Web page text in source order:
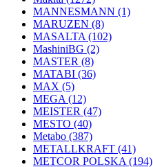
MANNESMANN (1)
MARUZEN (8)
MASALTA (102)
MashiniBG (2)
MASTER (8)
MATABI (36)
MAX (5)
MEGA (12)
MEISTER (47)
MESTO (40)
Metabo (387)
METALLKRAFT (41)
METCOR POLSKA (194)